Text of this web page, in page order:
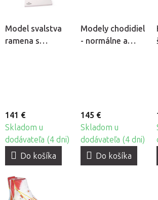
Model svalstva
ramena s
141 €
Skladom u
dodávateľa (4 dni)
Do košíka
Modely chodidiel
- normálne a
145 €
Skladom u
dodávateľa (4 dni)
Do košíka